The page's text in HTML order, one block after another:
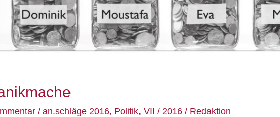
/an.schläge 2016, Politik,VII / 2016 / Redaktion